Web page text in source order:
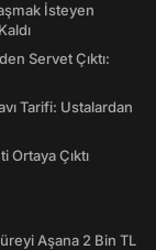
İsteyen
Servet Çıktı:
Tarifi: Ustalardan
Çıktı
Aşana 2 Bin TL